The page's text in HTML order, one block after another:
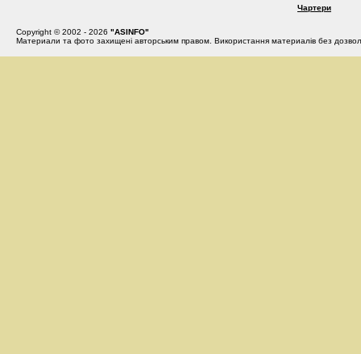
Чартери
Copyright © 2002 - 2026 "ASINFO"
Материали та фото захищені авторським правом. Використання материалів без